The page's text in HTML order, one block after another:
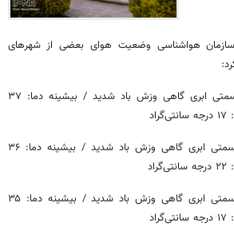
سازمان هواشناسی وضعیت هوای بعضی از شهرهای
اصفهان: آسمان صاف تا قسمتی ابری گاهی وزش باد شدید / بیشینه دما: ۳۷
اردستان: آسمان صاف تا قسمتی ابری گاهی وزش باد شدید / بیشینه دما: ۳۶
نجف‌آباد: آسمان صاف تا قسمتی ابری گاهی وزش باد شدید / بیشینه دما: ۳۵